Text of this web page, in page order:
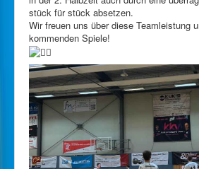
stück für stück absetzen.
Wir freuen uns über diese Teamleistung
kommenden Spiele!